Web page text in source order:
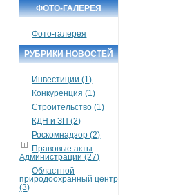
ФОТО-ГАЛЕРЕЯ
Фото-галерея
РУБРИКИ НОВОСТЕЙ
Инвестиции (1)
Конкуренция (1)
Строительство (1)
КДН и ЗП (2)
Роскомнадзор (2)
Правовые акты
Администрации (27)
Областной
природоохранный центр
(3)